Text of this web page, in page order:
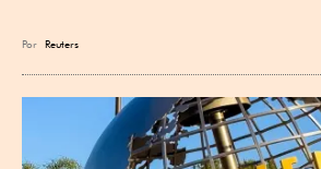
Por Reuters